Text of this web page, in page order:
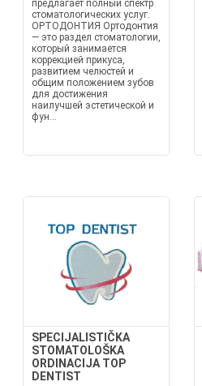
предлагает полный спектр
стоматологических услуг.
ОРТОДОНТИЯ Ортодонтия
— это раздел стоматологии,
который занимается
коррекцией прикуса,
развитием челюстей и
общим положением зубов
для достижения
наилучшей эстетической и
фун...
SPECIJALISTIČKA
STOMATOLOŠKA
ORDINACIJA TOP
DENTIST